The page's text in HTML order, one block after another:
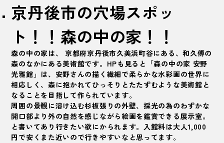
京丹後市の穴場スポッ
ト！！ 森の中の家 ！！
森の中の家は、 京都府京丹後市久美浜町谷にある、和久傅の
森のなかにある美術館です。HPも見ると「森の中の家 安野
光雅館」は、安野さんの描く繊細で柔らかな水彩画の世界に
相応しく、森に抱かれてひっそりとたたずむような美術館と
なることを目指して作られています。
周囲の景観に溶け込む杉板張りの外壁、採光の為のわずかな
開口部より外の自然を感じながら絵画を鑑賞できる展示室。
と書いてあり行きたい欲にかられます。入館料は大人1,000
円で安くまた近いので行きやすいなと思ってます。